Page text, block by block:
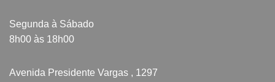
Segunda à Sábado
8h00 às 18h00
Avenida Presidente Vargas , 1297